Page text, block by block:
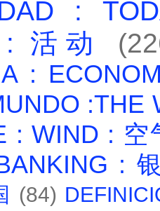
:
: 活动
:
:THE
: WIND : 空
:
(84)